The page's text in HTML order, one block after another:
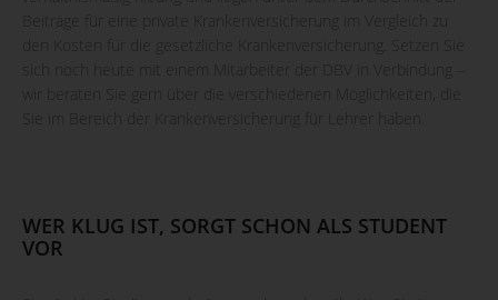
Beiträge für eine private Krankenversicherung im Vergleich zu
den Kosten für die gesetzliche Krankenversicherung. Setzen Sie
sich noch heute mit einem Mitarbeiter der DBV in Verbindung –
wir beraten Sie gern über die verschiedenen Möglichkeiten, die
Sie im Bereich der Krankenversicherung für Lehrer haben.
WER KLUG IST, SORGT SCHON ALS STUDENT
VOR